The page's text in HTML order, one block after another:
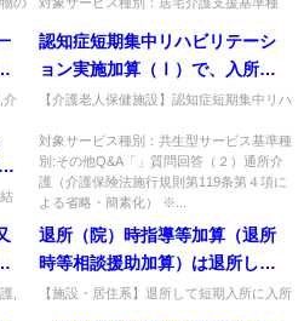
含めた全ての訪問介護員等や全
ての従業者が参加した場合、両
会議を開催したものと考えてよ
いのか。
ば、算定は認められないか。
る
か。
院・退所加算の算定に当たり、居宅サービ
ス又は地域密着型サービスを利用...
介
問
認知症短期集中リハビリテーシ
ョン実施加算（Ⅰ）で、入所者
が社会福祉施設等へ退所する希
活していた居宅を訪問する方が
有益な情報が得られる場合等に
は、居宅に訪問することとして
差し支えないか。
【介護老人保健施設】認知症短期集中リハ
宅を訪問してよいか。有益な情報が得られ
る等、適切と考えられる場...
を
対象サービス種別：共生型サービス基準種
別:その他Q&A「」質問回答（２）通所介
護（介護保険法施行規則第119条第４項に
よる省略・簡素化） ※...
,
退所（院）時指導等加算（退所
時等相談援助加算）は退所して
短期入所サービス事業所に入所
【施設・居住系】退所して短期入所に入所